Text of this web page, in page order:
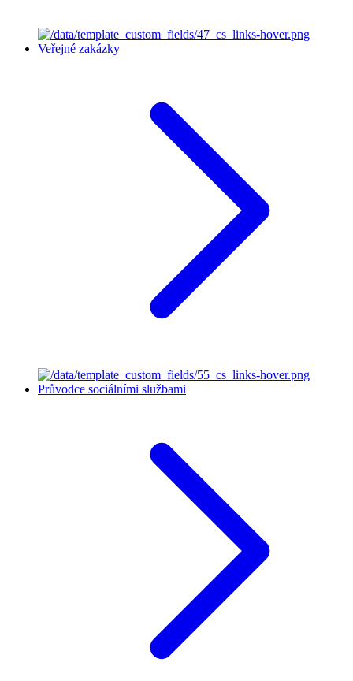
Veřejné zakázky
Průvodce sociálními službami